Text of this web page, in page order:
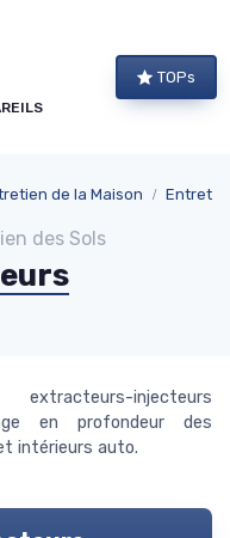
TOPs
de la Maison
des Sols
injecteurs
en profondeur des
intérieurs auto.